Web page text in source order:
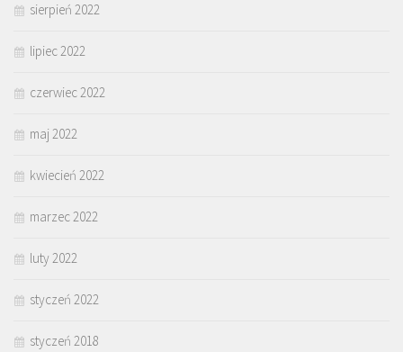
sierpień 2022
lipiec 2022
czerwiec 2022
maj 2022
kwiecień 2022
marzec 2022
luty 2022
styczeń 2022
styczeń 2018